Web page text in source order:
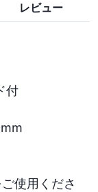
レビュー
付
使用くださ